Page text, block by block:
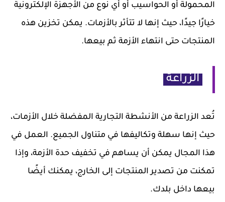
المحمولة أو الحواسيب أو أي نوع من الأجهزة الإلكترونية
خيارًا جيدًا، حيث إنها لا تتأثر بالأزمات. يمكن تخزين هذه
المنتجات حتى انتهاء الأزمة ثم بيعها.
الزراعة
تُعد الزراعة من الأنشطة التجارية المفضلة خلال الأزمات،
حيث إنها سهلة وتكاليفها في متناول الجميع. العمل في
هذا المجال يمكن أن يساهم في تخفيف حدة الأزمة، وإذا
تمكنت من تصدير المنتجات إلى الخارج، يمكنك أيضًا
بيعها داخل بلدك.